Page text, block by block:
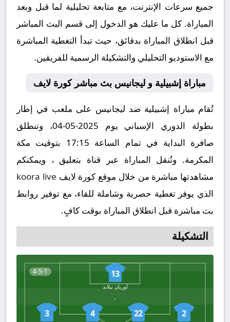
جميع سرعات الإنترنت، مع متابعة تحليلية لما قبل وبعد
المباراة. كل ما عليك هو الدخول إلى قسم البث المباشر
قبل انطلاق المباراة بدقائق، حيث تبدأ التغطية المباشرة
مع الاستوديو التحليلي والتشكيلة الرسمية للفريقين.
مباراة إشبيلية و ليجانيس بث مباشر كورة لايف
تُقام مباراة إشبيلية ضد ليجانيس على ملعب في إطار
بطولة الدوري الإسباني يوم 2025-05-04، وتنطلق
صافرة البداية في تمام الساعة 17:15 بتوقيت مكة
المكرمة. وتُنقل المباراة عبر قناة بتعليق ، ويمكنكم
مشاهدتها مباشرة من خلال موقع كورة لايف koora live
الذي يوفر تغطية حصرية وشاملة للقاء، مع توفير روابط
بث مباشرة قبل انطلاق المباراة بوقت كافٍ.
التشكيلة
4-5-1 13
أوريان نيلاند
2
22
4
3